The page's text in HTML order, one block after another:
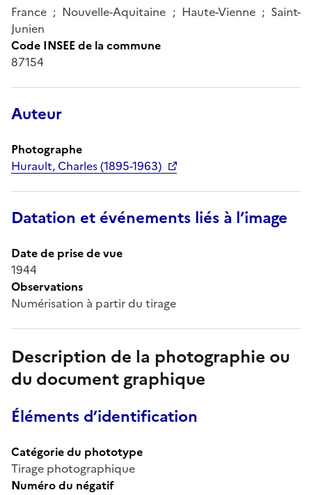
France ; Nouvelle-Aquitaine ; Haute-Vienne ; Saint-
Junien
Code INSEE de la commune
87154
Auteur
Photographe
Hurault, Charles (1895-1963)
Datation et événements liés à l’image
Date de prise de vue
1944
Observations
Numérisation à partir du tirage
Description de la photographie ou
du document graphique
Éléments d’identification
Catégorie du phototype
Tirage photographique
Numéro du négatif